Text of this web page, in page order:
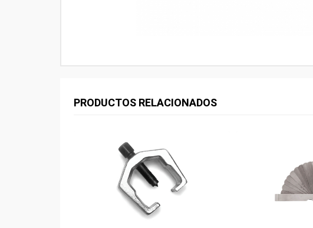
PRODUCTOS RELACIONADOS